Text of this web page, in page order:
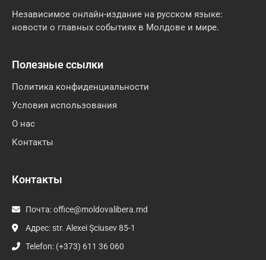
Независимое онлайн-издание на русском языке:
новости о главных событиях в Молдове и мире.
Полезные ссылки
Политика конфиденциальности
Условия использования
О нас
Контакты
Контакты
Почта:office@moldovalibera.md
Адрес: str. Alexei Şciusev 85-1
Telefon: (+373) 611 36 060